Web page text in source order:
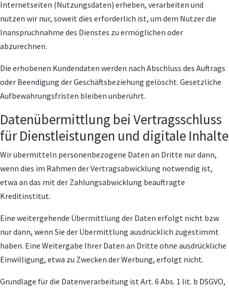
Internetseiten (Nutzungsdaten) erheben, verarbeiten und
nutzen wir nur, soweit dies erforderlich ist, um dem Nutzer die
Inanspruchnahme des Dienstes zu ermöglichen oder
abzurechnen.
Die erhobenen Kundendaten werden nach Abschluss des Auftrags
oder Beendigung der Geschäftsbeziehung gelöscht. Gesetzliche
Aufbewahrungsfristen bleiben unberührt.
Datenübermittlung bei Vertragsschluss
für Dienstleistungen und digitale Inhalte
Wir übermitteln personenbezogene Daten an Dritte nur dann,
wenn dies im Rahmen der Vertragsabwicklung notwendig ist,
etwa an das mit der Zahlungsabwicklung beauftragte
Kreditinstitut.
Eine weitergehende Übermittlung der Daten erfolgt nicht bzw.
nur dann, wenn Sie der Übermittlung ausdrücklich zugestimmt
haben. Eine Weitergabe Ihrer Daten an Dritte ohne ausdrückliche
Einwilligung, etwa zu Zwecken der Werbung, erfolgt nicht.
Grundlage für die Datenverarbeitung ist Art. 6 Abs. 1 lit. b DSGVO,